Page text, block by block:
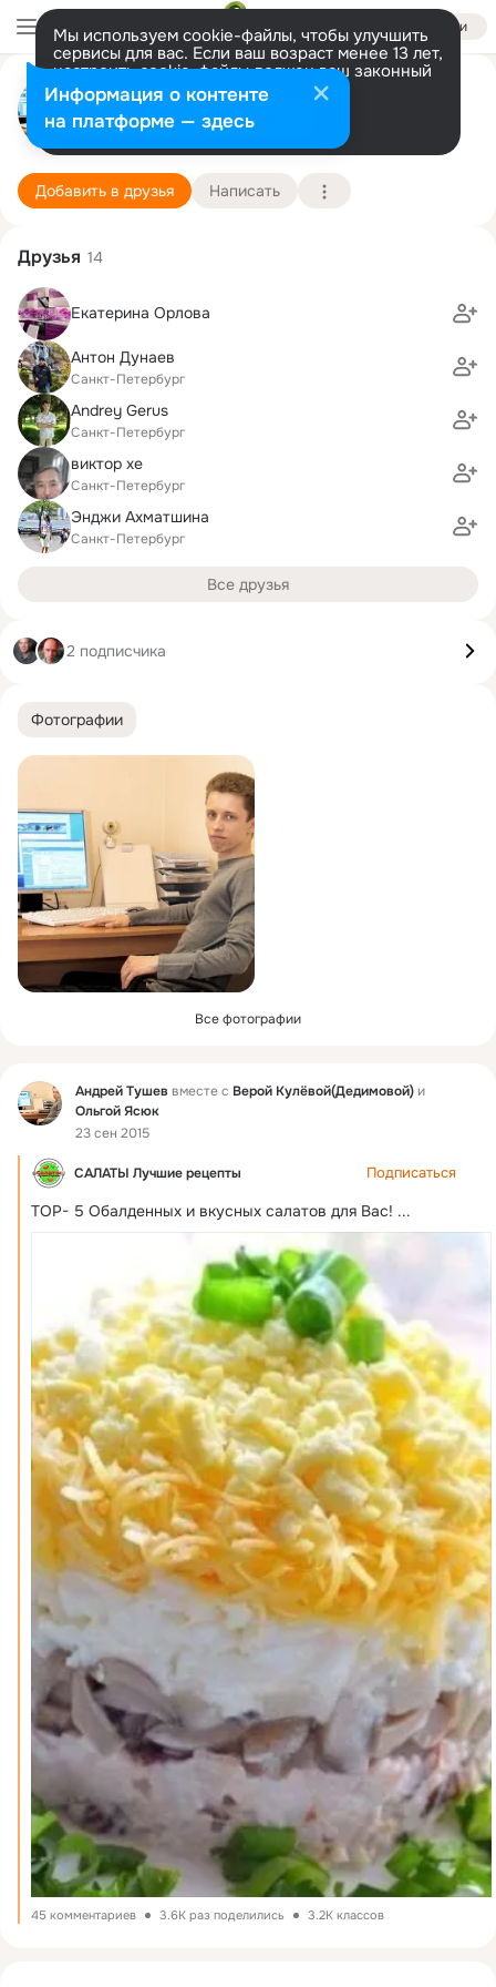
Войти
Мы используем cookie-файлы, чтобы улучшить
сервисы для вас. Если ваш возраст менее 13 лет,
настроить cookie-файлы должен ваш законный
представитель. Больше информации
Разрешить все Настроить
Андрей Тушев
Санкт-Петербург
60 школа
Подробнее
Добавить в друзья Написать
Фотографии
Все фотографии
Фид Андрей Тушев вместе с Верой Кулёвой(Дедимовой)и
Ольгой Ясюк
23 сен 2015
САЛАТЫ Лучшие рецепты Подписаться
ТОР- 5 Обалденных и вкусных салатов для Вас! ...
45 комментариев 3.6K раз поделились 3.2K классов
Друзья 14
Екатерина Орлова
Антон Дунаев
Санкт-Петербург
Andrey Gerus
Санкт-Петербург
виктор хе
Санкт-Петербург
Энджи Ахматшина
Санкт-Петербург
Все друзья
2 подписчика
Информация о контенте
на платформе — здесь